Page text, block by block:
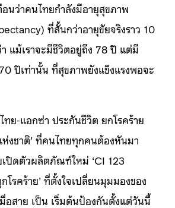
นว่าคนไทยกำลังมีอายุสุขภาพ
ที่สั้นกว่าอายุขัยจริงราว 10
แม้เราจะมีชีวิตอยู่ถึง 78 ปี แต่มี
ปีเท่านั้น ที่สุขภาพยังแข็งแรงพอจะ
ย-แอกซ่า ประกันชีวิต ยกโรคร้าย
ห่งชาติ’ ที่คนไทยทุกคนต้องหันมา
ปิดตัวผลิตภัณฑ์ใหม่ ‘CI 123
รคร้าย’ ที่ตั้งใจเปลี่ยนมุมมองของ
อสาย เป็น เริ่มต้นป้องกันตั้งแต่วันนี้